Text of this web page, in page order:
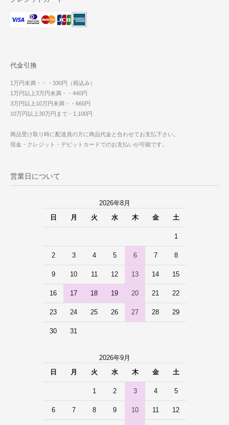
代金引換
1万円未満・・・330円（税込み）
1万円以上3万円未満・・440円
3万円以上10万円未満・・660円
10万円以上30万円まで・1,100円
商品受け取り時に配達員の方に商品代金と合わせてお支払下さい。
現金・クレジット・デビットカードでのお支払いが可能です。
営業日について
2026年8月
日
月 火 水 木 金 土
1
2 3 4 5 6 7 8
9 10 11 12 13 14 15
16 17 18 19 20 21 22
23 24 25 26 27 28 29
30 31
2026年9月
日
月 火 水 木 金 土
1 2 3 4 5
6 7 8 9 10 11 12